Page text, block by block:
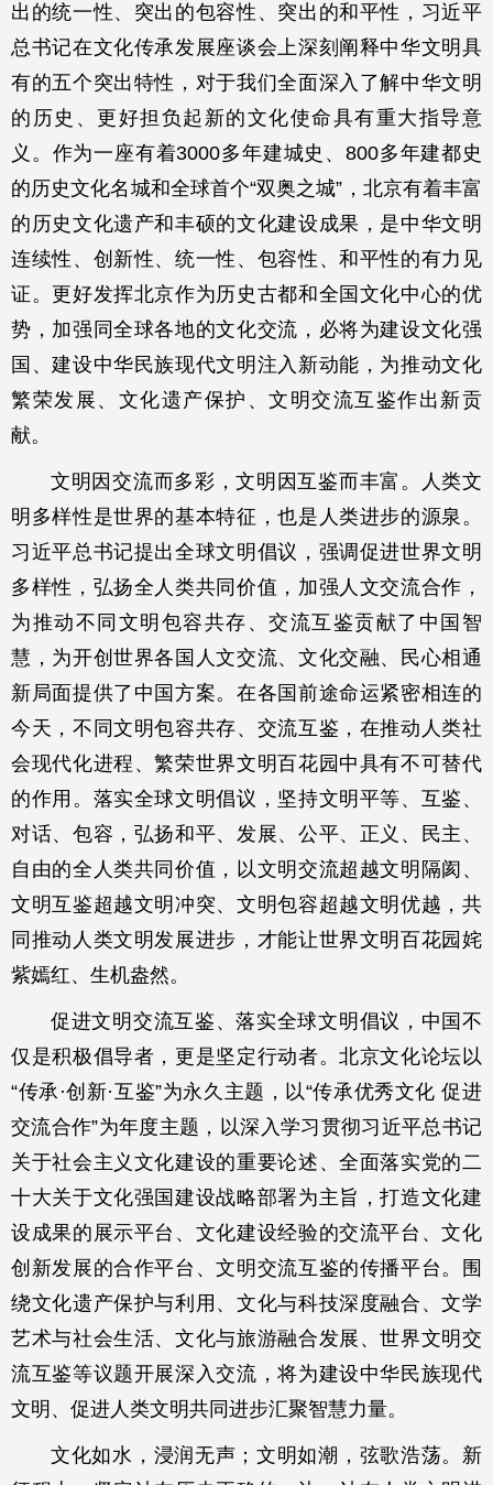
出的统一性、突出的包容性、突出的和平性，习近平
总书记在文化传承发展座谈会上深刻阐释中华文明具
有的五个突出特性，对于我们全面深入了解中华文明
的历史、更好担负起新的文化使命具有重大指导意
义。作为一座有着3000多年建城史、800多年建都史
的历史文化名城和全球首个“双奥之城”，北京有着丰富
的历史文化遗产和丰硕的文化建设成果，是中华文明
连续性、创新性、统一性、包容性、和平性的有力见
证。更好发挥北京作为历史古都和全国文化中心的优
势，加强同全球各地的文化交流，必将为建设文化强
国、建设中华民族现代文明注入新动能，为推动文化
繁荣发展、文化遗产保护、文明交流互鉴作出新贡
献。
文明因交流而多彩，文明因互鉴而丰富。人类文
明多样性是世界的基本特征，也是人类进步的源泉。
习近平总书记提出全球文明倡议，强调促进世界文明
多样性，弘扬全人类共同价值，加强人文交流合作，
为推动不同文明包容共存、交流互鉴贡献了中国智
慧，为开创世界各国人文交流、文化交融、民心相通
新局面提供了中国方案。在各国前途命运紧密相连的
今天，不同文明包容共存、交流互鉴，在推动人类社
会现代化进程、繁荣世界文明百花园中具有不可替代
的作用。落实全球文明倡议，坚持文明平等、互鉴、
对话、包容，弘扬和平、发展、公平、正义、民主、
自由的全人类共同价值，以文明交流超越文明隔阂、
文明互鉴超越文明冲突、文明包容超越文明优越，共
同推动人类文明发展进步，才能让世界文明百花园姹
紫嫣红、生机盎然。
促进文明交流互鉴、落实全球文明倡议，中国不
仅是积极倡导者，更是坚定行动者。北京文化论坛以
“传承·创新·互鉴”为永久主题，以“传承优秀文化 促进
交流合作”为年度主题，以深入学习贯彻习近平总书记
关于社会主义文化建设的重要论述、全面落实党的二
十大关于文化强国建设战略部署为主旨，打造文化建
设成果的展示平台、文化建设经验的交流平台、文化
创新发展的合作平台、文明交流互鉴的传播平台。围
绕文化遗产保护与利用、文化与科技深度融合、文学
艺术与社会生活、文化与旅游融合发展、世界文明交
流互鉴等议题开展深入交流，将为建设中华民族现代
文明、促进人类文明共同进步汇聚智慧力量。
文化如水，浸润无声；文明如潮，弦歌浩荡。新